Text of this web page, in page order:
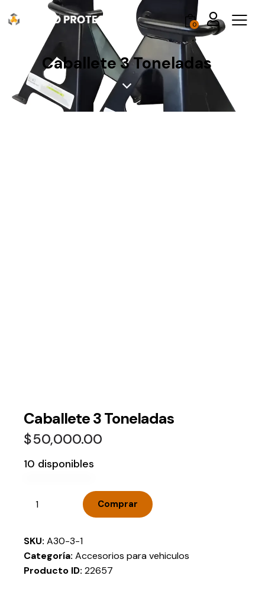
0
Caballete 3 Toneladas
Caballete 3 Toneladas
$50,000.00
10 disponibles
Comprar
SKU: A30-3-1
Categoría: Accesorios para vehiculos
Producto ID: 22657